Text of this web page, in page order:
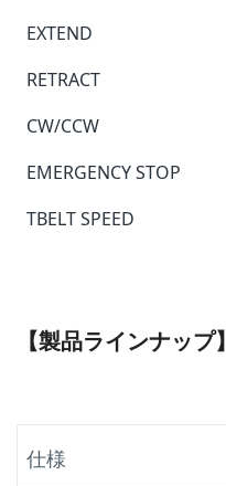
EXTEND
RETRACT
CW/CCW
EMERGENCY STOP
TBELT SPEED
【製品ラインナップ】
仕様